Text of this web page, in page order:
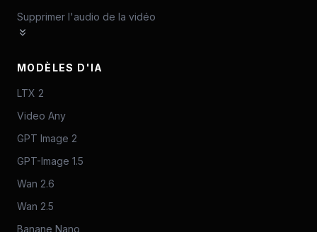
Supprimer l'audio de la vidéo
MODÈLES D'IA
LTX 2
Video Any
GPT Image 2
GPT-Image 1.5
Wan 2.6
Wan 2.5
Banane Nano